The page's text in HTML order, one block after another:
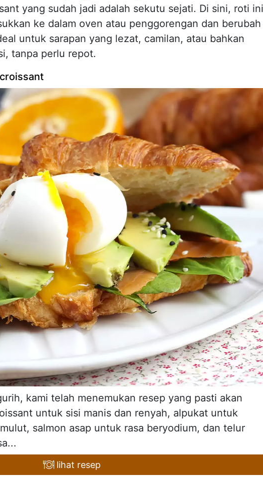
yang sudah jadi adalah sekutu sejati. Di sini, roti ini
ke dalam oven atau penggorengan dan berubah
untuk sarapan yang lezat, camilan, atau bahkan
tanpa perlu repot.
kami telah menemukan resep yang pasti akan
untuk sisi manis dan renyah, alpukat untuk
salmon asap untuk rasa beryodium, dan telur
lihat resep